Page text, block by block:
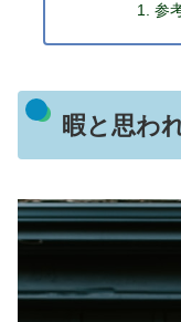
参
暇と思わ